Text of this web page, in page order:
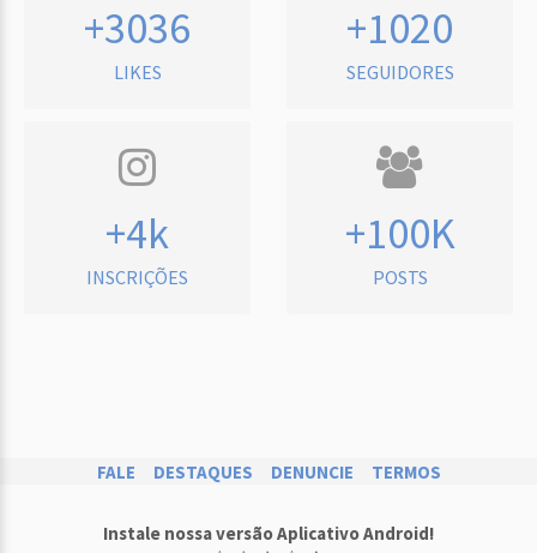
+3036
LIKES
+1020
SEGUIDORES
+4k
INSCRIÇÕES
+100K
POSTS
FALE DESTAQUES DENUNCIE TERMOS
Instale nossa versão Aplicativo Android!